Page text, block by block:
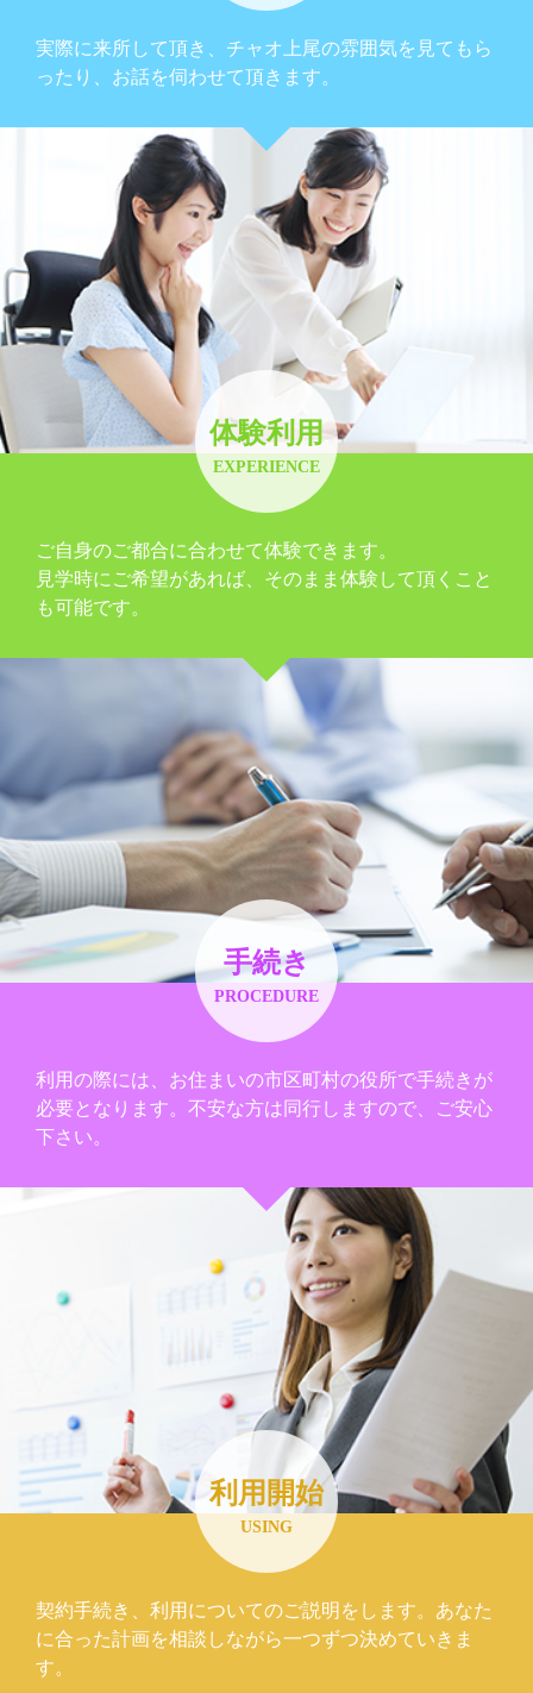
実際に来所して頂き、チャオ上尾の雰囲気を見てもら
ったり、お話を伺わせて頂きます。
体験利用
EXPERIENCE
ご自身のご都合に合わせて体験できます。
見学時にご希望があれば、そのまま体験して頂くこと
も可能です。
手続き
PROCEDURE
利用の際には、お住まいの市区町村の役所で手続きが
必要となります。不安な方は同行しますので、ご安心
下さい。
利用開始
USING
契約手続き、利用についてのご説明をします。あなた
に合った計画を相談しながら一つずつ決めていきま
す。